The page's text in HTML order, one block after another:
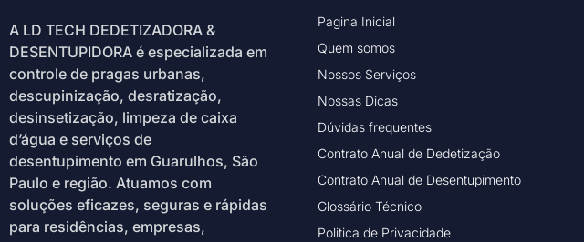
A LD TECH DEDETIZADORA &
DESENTUPIDORA é especializada em
controle de pragas urbanas,
descupinização, desratização,
desinsetização, limpeza de caixa
d’água e serviços de
desentupimento em Guarulhos, São
Paulo e região. Atuamos com
soluções eficazes, seguras e rápidas
para residências, empresas,
Pagina Inicial
Quem somos
Nossos Serviços
Nossas Dicas
Dúvidas frequentes
Contrato Anual de Dedetização
Contrato Anual de Desentupimento
Glossário Técnico
Politica de Privacidade